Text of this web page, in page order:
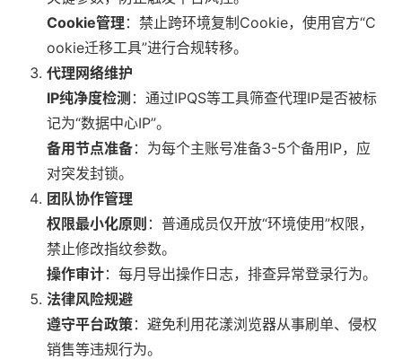
Cookie管理 ：禁止跨环境复制Cookie，使用官方“C
ookie迁移工具”进行合规转移。
代理网络维护
IP纯净度检测 ：通过IPQS等工具筛查代理IP是否被标
记为“数据中心IP”。
备用节点准备：为每个主账号准备3-5个备用IP，应
对突发封锁。
团队协作管理
权限最小化原则 ：普通成员仅开放“环境使用”权限，
禁止修改指纹参数。
操作审计：每月导出操作日志，排查异常登录行为。
法律风险规避
遵守平台政策：避免利用花漾浏览器从事刷单、侵权
销售等违规行为。